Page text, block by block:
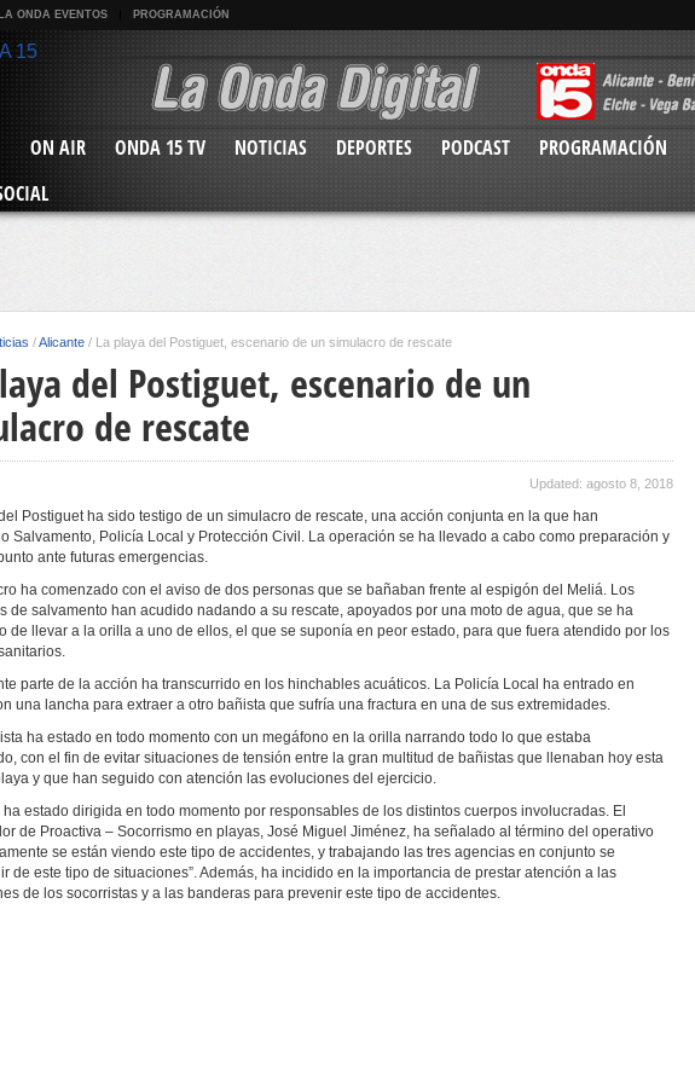
LA ONDA EVENTOS PROGRAMACIÓN
ON AIR ONDA 15 TV NOTICIAS DEPORTES PODCAST PROGRAMACIÓN
/Alicante / La playa del Postiguet, escenario de un simulacro de rescate
del Postiguet, escenario de un
de rescate
Updated: agosto 8, 2018
Postiguet ha sido testigo de un simulacro de rescate, una acción conjunta en la que han
Salvamento, Policía Local y Protección Civil. La operación se ha llevado a cabo como preparación y
ante futuras emergencias.
ha comenzado con el aviso de dos personas que se bañaban frente al espigón del Meliá. Los
de salvamento han acudido nadando a su rescate, apoyados por una moto de agua, que se ha
de llevar a la orilla a uno de ellos, el que se suponía en peor estado, para que fuera atendido por los
parte de la acción ha transcurrido en los hinchables acuáticos. La Policía Local ha entrado en
una lancha para extraer a otro bañista que sufría una fractura en una de sus extremidades.
ha estado en todo momento con un megáfono en la orilla narrando todo lo que estaba
con el fin de evitar situaciones de tensión entre la gran multitud de bañistas que llenaban hoy esta
y que han seguido con atención las evoluciones del ejercicio.
ha estado dirigida en todo momento por responsables de los distintos cuerpos involucradas. El
de Proactiva – Socorrismo en playas, José Miguel Jiménez, ha señalado al término del operativo
se están viendo este tipo de accidentes, y trabajando las tres agencias en conjunto se
de este tipo de situaciones”. Además, ha incidido en la importancia de prestar atención a las
de los socorristas y a las banderas para prevenir este tipo de accidentes.